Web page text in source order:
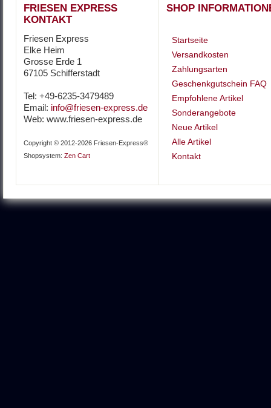
FRIESEN EXPRESS
KONTAKT
SHOP
Friesen Express
Elke Heim
Grosse Erde 1
67105 Schifferstadt
Tel: +49-6235-3479489
Email: info@friesen-express.de
Web: www.friesen-express.de
Copyright © 2012-2026 Friesen-Express®
Shopsystem: Zen Cart
Startseite
Versandkosten
Zahlungsarten
Geschenkgutschein FAQ
Empfohlene Artikel
Sonderangebote
Neue Artikel
Alle Artikel
Kontakt